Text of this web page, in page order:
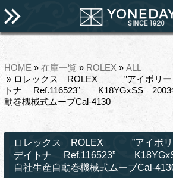
HOME » 在庫一覧 » ROLEX » ALL
» ロレックス ROLEX ”アイボリ
トナ Ref.116523” K18YGxSS
動巻機械式ムーブCal-4130
ロレックス ROLEX ”アイボ
デイトナ Ref.116523”
自社生産自動巻機械式ムーブCal-